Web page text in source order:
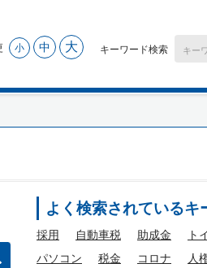
小 中 大 キーワード検索
よく検索されているキ
採用 自動車税 助成金 ト
パソコン
税金 コロナ 人